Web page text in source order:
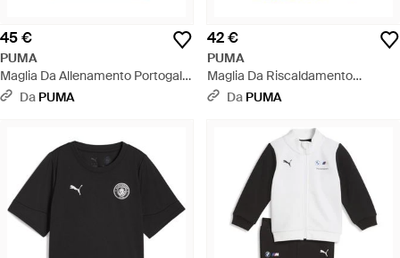
45 €
PUMA
Maglia Da Allenamento Portogallo
Per Ragazzi, Accessori, Blu - Blu
Da PUMA
42 €
PUMA
Maglia Da Riscaldamento
Borussia Dortmund Per Ragazzi,
Da PUMA